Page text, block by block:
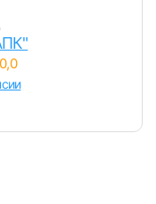
чтобы
и оставлять отклики
0,0